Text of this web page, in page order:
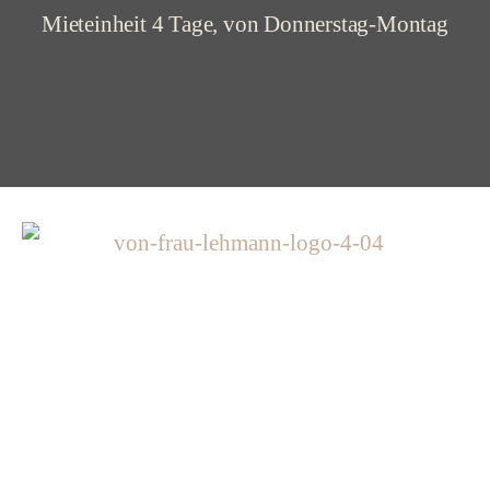
Mieteinheit 4 Tage, von Donnerstag-Montag